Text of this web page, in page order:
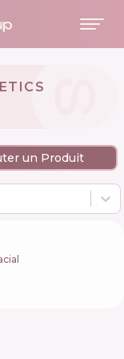
un Produit